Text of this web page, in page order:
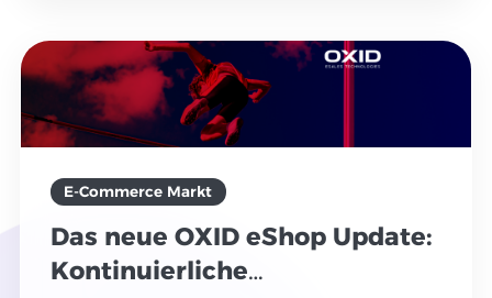
E-Commerce Markt
Das neue OXID eShop Update:
Kontinuierliche